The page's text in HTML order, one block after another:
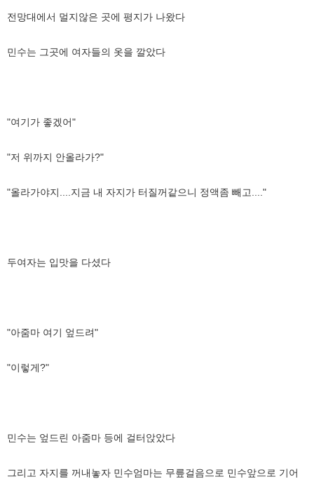
전망대에서 멀지않은 곳에 평지가 나왔다
민수는 그곳에 여자들의 옷을 깔았다
"여기가 좋겠어"
"저 위까지 안올라가?"
"올라가야지....지금 내 자지가 터질꺼같으니 정액좀 빼고...."
두여자는 입맛을 다셨다
"아줌마 여기 엎드려"
"이렇게?"
민수는 엎드린 아줌마 등에 걸터앉았다
그리고 자지를 꺼내놓자 민수엄마는 무릎걸음으로 민수앞으로 기어